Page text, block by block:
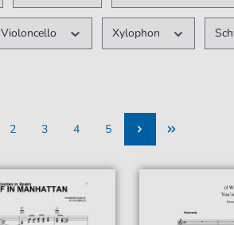
Violoncello Xylophon
2
3
4
5